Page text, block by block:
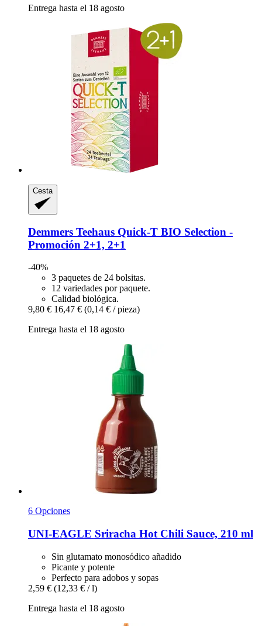
Entrega hasta el 18 agosto
Cesta
Demmers Teehaus Quick-​T BIO Selection -​
Promoción 2+1, 2+1
-40%
3 paquetes de 24 bolsitas.
12 variedades por paquete.
Calidad biológica.
9,80 € 16,47 € (0,14 € / pieza)
Entrega hasta el 18 agosto
6 Opciones
UNI-EAGLE Sriracha Hot Chili Sauce, 210 ml
Sin glutamato monosódico añadido
Picante y potente
Perfecto para adobos y sopas
2,59 € (12,33 € / l)
Entrega hasta el 18 agosto